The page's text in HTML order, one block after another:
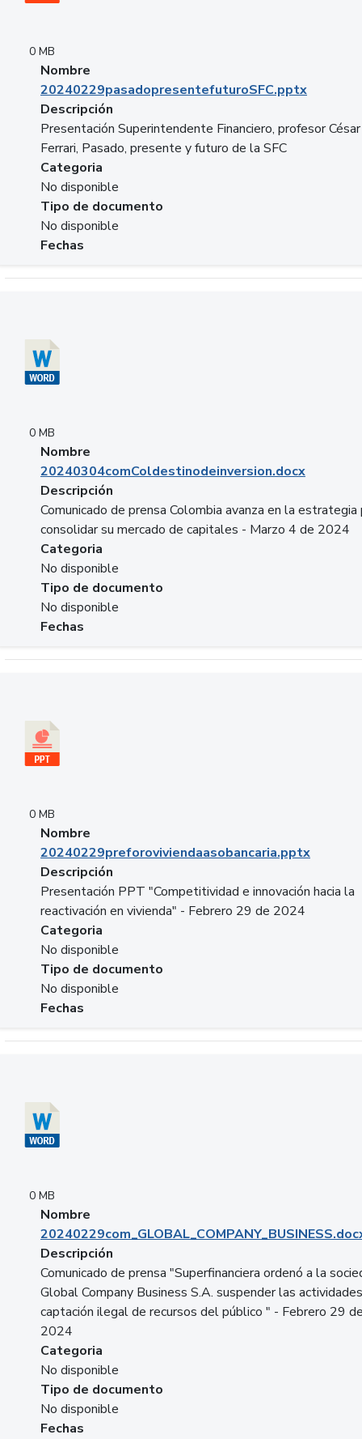
0 MB
Nombre
20240229pasadopresentefuturoSFC.pptx
Descripción
Presentación Superintendente Financiero, profesor César
Ferrari, Pasado, presente y futuro de la SFC
Categoria
No disponible
Tipo de documento
No disponible
Fechas
0 MB
Nombre
20240304comColdestinodeinversion.docx
Descripción
Comunicado de prensa Colombia avanza en la estrategia
consolidar su mercado de capitales - Marzo 4 de 2024
Categoria
No disponible
Tipo de documento
No disponible
Fechas
0 MB
Nombre
20240229preforoviviendaasobancaria.pptx
Descripción
Presentación PPT "Competitividad e innovación hacia la
reactivación en vivienda" - Febrero 29 de 2024
Categoria
No disponible
Tipo de documento
No disponible
Fechas
0 MB
Nombre
Descripción
Comunicado de prensa "Superfinanciera ordenó a la
Global Company Business S.A. suspender las
captación ilegal de recursos del público " - Febrero 29
2024
Categoria
No disponible
Tipo de documento
No disponible
Fechas